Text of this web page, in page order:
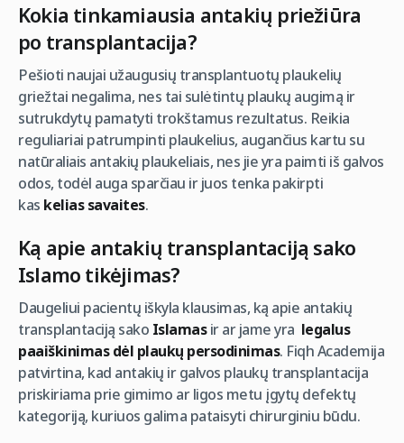
Kokia tinkamiausia antakių priežiūra
po transplantacija?
Pešioti naujai užaugusių transplantuotų plaukelių
griežtai negalima, nes tai sulėtintų plaukų augimą ir
sutrukdytų pamatyti trokštamus rezultatus. Reikia
reguliariai patrumpinti plaukelius, augančius kartu su
natūraliais antakių plaukeliais, nes jie yra paimti iš galvos
odos, todėl auga sparčiau ir juos tenka pakirpti
kas kelias savaites.
Ką apie antakių transplantaciją sako
Islamo tikėjimas?
Daugeliui pacientų iškyla klausimas, ką apie antakių
transplantaciją sako Islamasir ar jame yra legalus
paaiškinimas dėl plaukų persodinimas. Fiqh Academija
patvirtina, kad antakių ir galvos plaukų transplantacija
priskiriama prie gimimo ar ligos metu įgytų defektų
kategoriją, kuriuos galima pataisyti chirurginiu būdu.